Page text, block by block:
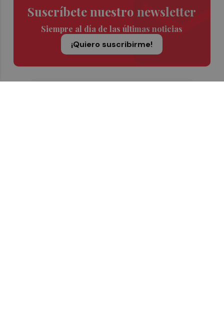
Suscríbete nuestro newsletter
Siempre al día de las últimas noticias
¡Quiero suscribirme!